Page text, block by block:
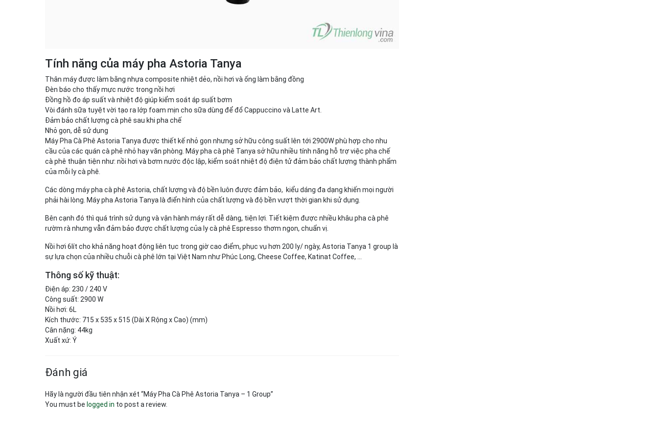
Tính năng của máy pha Astoria Tanya
Thân máy được làm bằng nhựa composite nhiệt dẻo, nồi hơi và ống làm bằng đồng
Đèn báo cho thấy mực nước trong nồi hơi
Đồng hồ đo áp suất và nhiệt độ giúp kiểm soát áp suất bơm
Vòi đánh sữa tuyệt vời tạo ra lớp foam mịn cho sữa dùng để đổ Cappuccino và Latte Art.
Đảm bảo chất lượng cà phê sau khi pha chế
Nhỏ gọn, dễ sử dụng
Máy Pha Cà Phê Astoria Tanya được thiết kế nhỏ gọn nhưng sở hữu công suất lên tới 2900W phù hợp cho nhu
cầu của các quán cà phê nhỏ hay văn phòng. Máy pha cà phê Tanya sở hữu nhiều tính năng hỗ trợ việc pha chế
cà phê thuận tiện như: nồi hơi và bơm nước độc lập, kiểm soát nhiệt độ điện tử đảm bảo chất lượng thành phẩm
của mỗi ly cà phê.
Các dòng máy pha cà phê Astoria, chất lượng và độ bền luôn được đảm bảo, kiểu dáng đa dạng khiến mọi người
phải hài lòng. Máy pha Astoria Tanya là điển hình của chất lượng và độ bền vượt thời gian khi sử dụng.
Bên cạnh đó thì quá trình sử dụng và vận hành máy rất dễ dàng, tiện lợi. Tiết kiệm được nhiều khâu pha cà phê
rườm rà nhưng vẫn đảm bảo được chất lượng của ly cà phê Espresso thơm ngon, chuẩn vị.
Nồi hơi 6lít cho khả năng hoạt động liên tục trong giờ cao điểm, phục vụ hơn 200 ly/ ngày, Astoria Tanya 1 group là
sự lựa chọn của nhiều chuỗi cà phê lớn tại Việt Nam như Phúc Long, Cheese Coffee, Katinat Coffee, …
Thông số kỹ thuật:
Điện áp: 230 / 240 V
Công suất: 2900 W
Nồi hơi: 6L
Kích thước: 715 x 535 x 515 (Dài X Rộng x Cao) (mm)
Cân nặng: 44kg
Xuất xứ: Ý
Đánh giá
Hãy là người đầu tiên nhận xét “Máy Pha Cà Phê Astoria Tanya – 1 Group”
You must be logged in to post a review.